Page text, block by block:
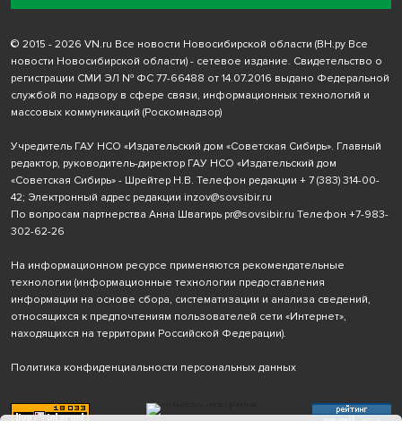
© 2015 - 2026 VN.ru Все новости Новосибирской области (ВН.ру Все
новости Новосибирской области) - сетевое издание. Свидетельство о
регистрации СМИ ЭЛ № ФС 77-66488 от 14.07.2016 выдано Федеральной
службой по надзору в сфере связи, информационных технологий и
массовых коммуникаций (Роскомнадзор)
Учредитель ГАУ НСО «Издательский дом «Советская Сибирь». Главный
редактор, руководитель-директор ГАУ НСО «Издательский дом
«Советская Сибирь» - Шрейтер Н.В. Телефон редакции + 7 (383) 314-00-
42; Электронный адрес редакции inzov@sovsibir.ru
По вопросам партнерства Анна Швагирь pr@sovsibir.ru Телефон +7-983-
302-62-26
На информационном ресурсе применяются рекомендательные
технологии (информационные технологии предоставления
информации на основе сбора, систематизации и анализа сведений,
относящихся к предпочтениям пользователей сети «Интернет»,
находящихся на территории Российской Федерации).
Политика конфиденциальности персональных данных